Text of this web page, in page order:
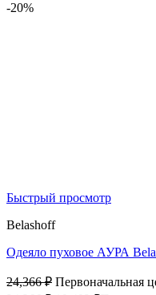
-20%
Быстрый просмотр
Belashoff
Одеяло пуховое АУРА
24,366₽ Первоначальная